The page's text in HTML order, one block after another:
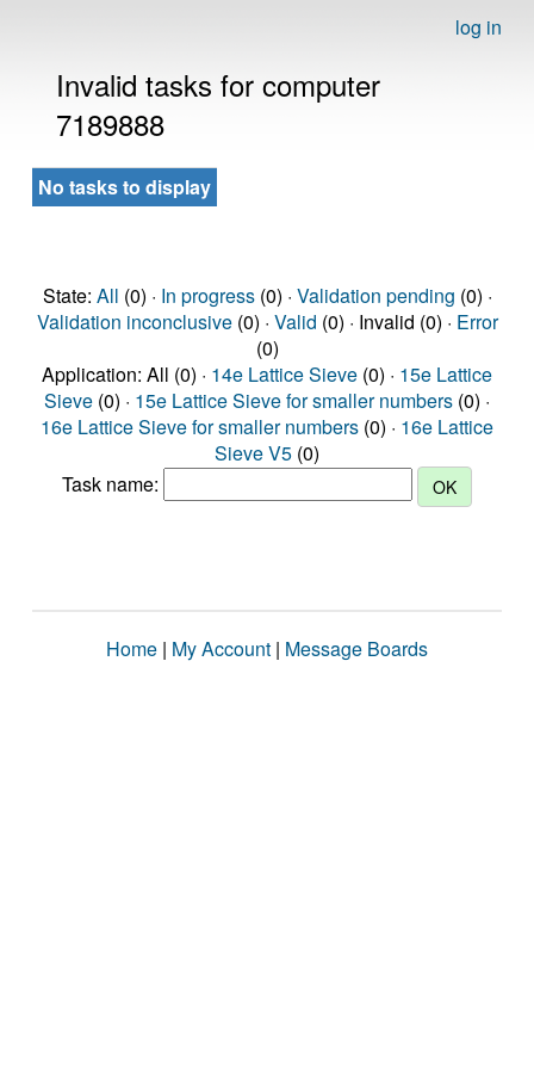
log in
Invalid tasks for computer
7189888
No tasks to display
State: All (0) · In progress(0) · Validation pending (0) ·
Validation inconclusive(0) · Valid (0) · Invalid (0) · Error
(0)
Application: All (0) · 14e Lattice Sieve (0) · 15e Lattice
Sieve (0) · 15e Lattice Sieve for smaller numbers (0) ·
16e Lattice Sieve for smaller numbers (0) · 16e Lattice
Sieve V5 (0)
Task name:
Home | My Account | Message Boards